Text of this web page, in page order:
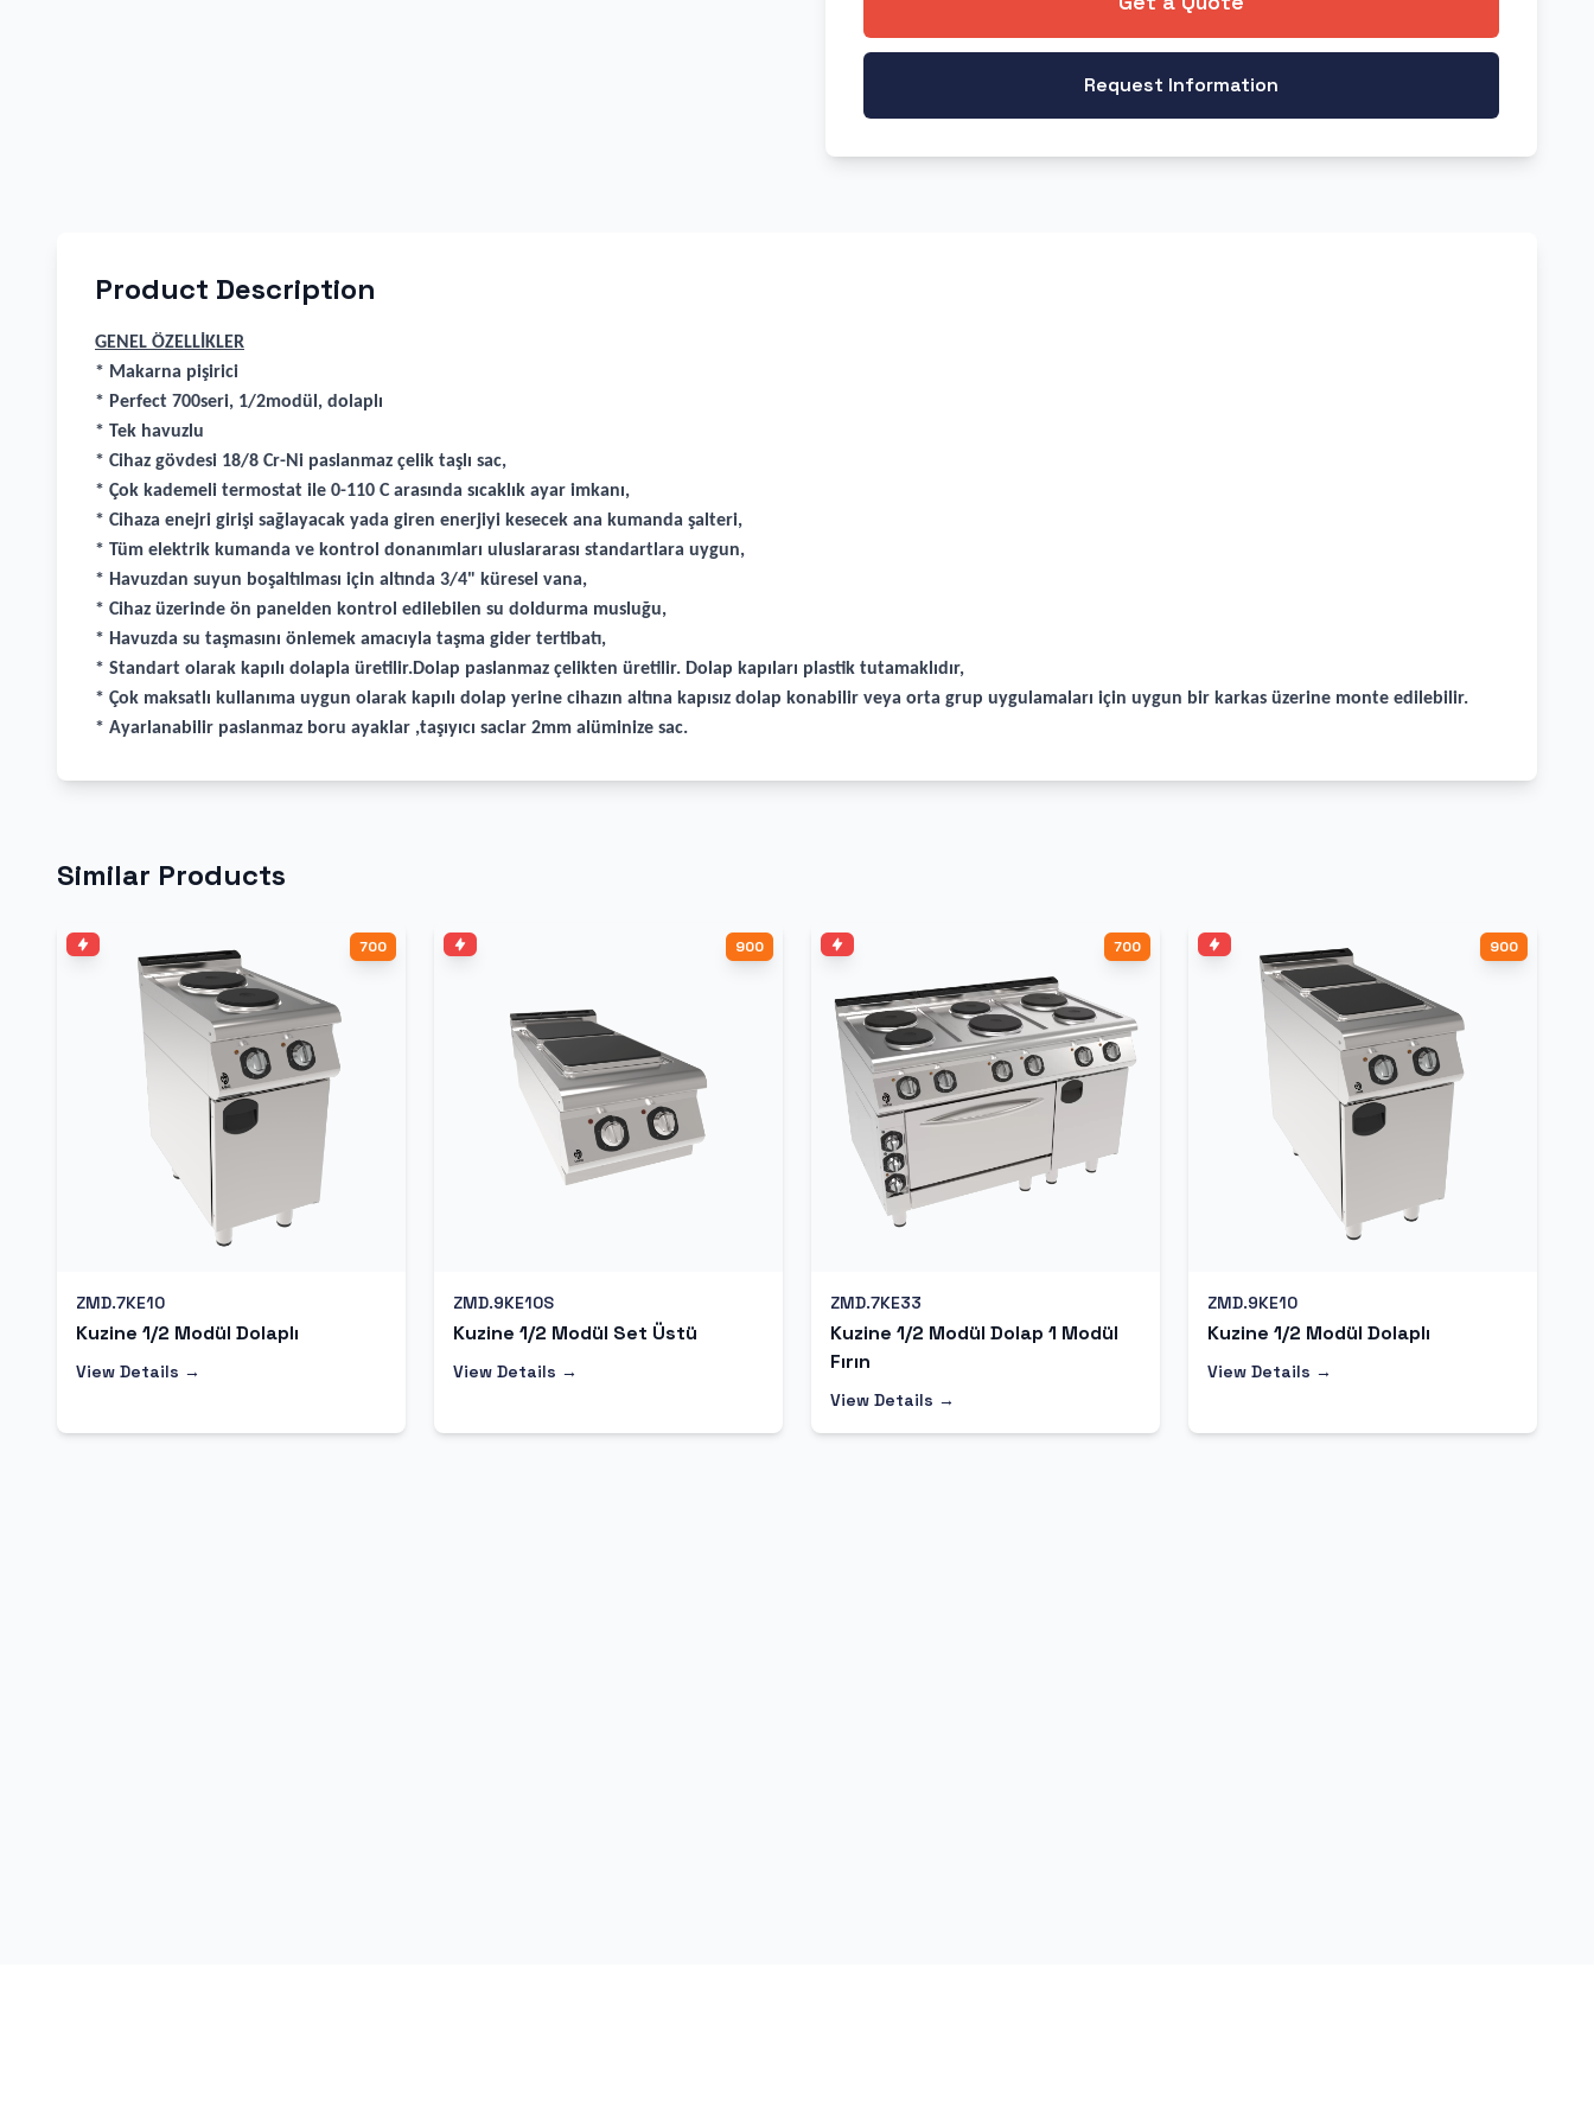
Request Information
Product Description
GENEL ÖZELLİKLER
* Makarna pişirici
* Perfect 700seri, 1/2modül, dolaplı
* Tek havuzlu
* Cihaz gövdesi 18/8 Cr-Ni paslanmaz çelik taşlı sac,
* Çok kademeli termostat ile 0-110 C arasında sıcaklık ayar imkanı,
* Cihaza enejri girişi sağlayacak yada giren enerjiyi kesecek ana kumanda şalteri,
* Tüm elektrik kumanda ve kontrol donanımları uluslararası standartlara uygun,
* Havuzdan suyun boşaltılması için altında 3/4" küresel vana,
* Cihaz üzerinde ön panelden kontrol edilebilen su doldurma musluğu,
* Havuzda su taşmasını önlemek amacıyla taşma gider tertibatı,
* Standart olarak kapılı dolapla üretilir.Dolap paslanmaz çelikten üretilir. Dolap kapıları plastik tutamaklıdır,
* Çok maksatlı kullanıma uygun olarak kapılı dolap yerine cihazın altına kapısız dolap konabilir veya orta grup uygulamaları için uygun bir karkas üzerine monte edilebilir.
* Ayarlanabilir paslanmaz boru ayaklar ,taşıyıcı saclar 2mm alüminize sac.
Similar Products
700
ZMD.7KE10
Kuzine 1/2 Modül Dolaplı
View Details →
900
ZMD.9KE10S
Kuzine 1/2 Modül Set Üstü
View Details →
700
ZMD.7KE33
Kuzine 1/2 Modül Dolap 1 Modül
Fırın
View Details →
900
ZMD.9KE10
Kuzine 1/2 Modül Dolaplı
View Details →